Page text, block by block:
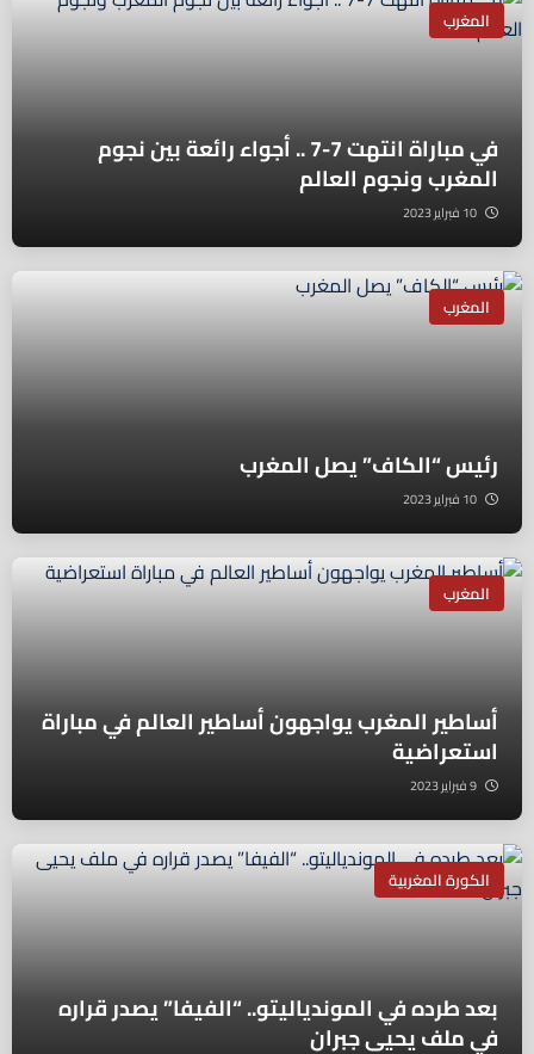
المغرب
في مباراة انتهت 7-7 .. أجواء رائعة بين نجوم
المغرب ونجوم العالم
المغرب
رئيس “الكاف” يصل المغرب
المغرب
أساطير المغرب يواجهون أساطير العالم في مباراة
استعراضية
الكورة المغربية
بعد طرده في الموندياليتو.. “الفيفا” يصدر قراره
في ملف يحيى جبران